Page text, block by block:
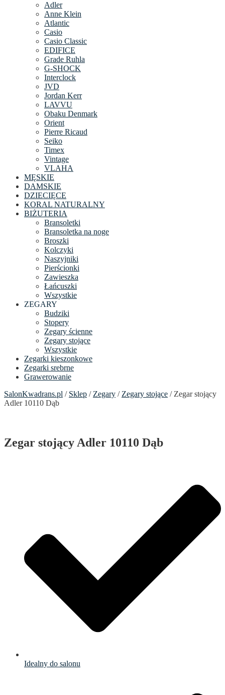
Adler
Anne Klein
Atlantic
Casio
Casio Classic
EDIFICE
Grade Ruhla
G-SHOCK
Interclock
JVD
Jordan Kerr
LAVVU
Obaku Denmark
Orient
Pierre Ricaud
Seiko
Timex
Vintage
VLAHA
MĘSKIE
DAMSKIE
DZIECIĘCE
KORAL NATURALNY
BIŻUTERIA
Bransoletki
Bransoletka na noge
Broszki
Kolczyki
Naszyjniki
Pierścionki
Zawieszka
Łańcuszki
Wszystkie
ZEGARY
Budziki
Stopery
Zegary ścienne
Zegary stojące
Wszystkie
Zegarki kieszonkowe
Zegarki srebrne
Grawerowanie
SalonKwadrans.pl / Sklep / Zegary / Zegary stojące / Zegar stojący
Adler 10110 Dąb
Zegar stojący Adler 10110 Dąb
Idealny do salonu